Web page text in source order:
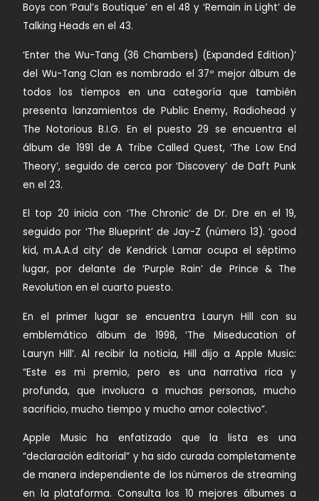
Boys con ‘Paul’s Boutique’ en el 48 y ‘Remain in Light’ de
Talking Heads en el 43.
‘Enter the Wu-Tang (36 Chambers) (Expanded Edition)’
del Wu-Tang Clan es nombrado el 37º mejor álbum de
todos los tiempos en una categoría que también
presenta lanzamientos de Public Enemy, Radiohead y
The Notorious B.I.G. En el puesto 29 se encuentra el
álbum de 1991 de A Tribe Called Quest, ‘The Low End
Theory’, seguido de cerca por ‘Discovery’ de Daft Punk
en el 23.
El top 20 inicia con ‘The Chronic’ de Dr. Dre en el 19,
seguido por ‘The Blueprint’ de Jay-Z (número 13). ‘good
kid, m.A.A.d city’ de Kendrick Lamar ocupa el séptimo
lugar, por delante de ‘Purple Rain’ de Prince & The
Revolution en el cuarto puesto.
En el primer lugar se encuentra Lauryn Hill con su
emblemático álbum de 1998, ‘The Miseducation of
Lauryn Hill’. Al recibir la noticia, Hill dijo a Apple Music:
“Este es mi premio, pero es una narrativa rica y
profunda, que involucra a muchas personas, mucho
sacrificio, mucho tiempo y mucho amor colectivo”.
Apple Music ha enfatizado que la lista es una
“declaración editorial” y ha sido curada completamente
de manera independiente de los números de streaming
en la plataforma. Consulta los 10 mejores álbumes a